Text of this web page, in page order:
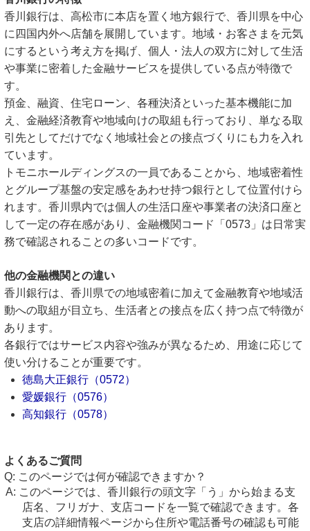
香川銀行は、高松市に本店を置く地方銀行で、香川県を中心
に四国内外へ店舗を展開しています。地域・お客さまを元気
にするという考え方を掲げ、個人・法人の双方に対して生活
や事業に密着した金融サービスを提供している点が特徴で
す。
預金、融資、住宅ローン、各種決済といった基本機能に加
え、金融経済教育や地域向けの取組も行っており、単なる取
引先としてだけでなく地域社会との接点づくりにも力を入れ
ています。
トモニホールディングスの一員であることから、地域密着性
とグループ基盤の安定感をあわせ持つ銀行として位置付けら
れます。香川県内では個人の生活口座や事業者の決済口座と
して一定の存在感があり、金融機関コード「0573」は日常実
務で確認されることの多いコードです。
他の金融機関との違い
香川銀行は、香川県での地域密着に加えて金融教育や地域活
動への取組が目立ち、生活者との接点を広く持つ点で特徴が
あります。
各銀行ではサービス内容や強みが異なるため、用途に応じて
使い分けることが重要です。
徳島大正銀行（0572）
愛媛銀行（0576）
高知銀行（0578）
よくあるご質問
このページでは何が確認できますか？
このページでは、香川銀行の頭文字「う」から始まる支
店名、フリガナ、支店コードを一覧で確認できます。各
支店の詳細情報ページから住所や電話番号の確認も可能